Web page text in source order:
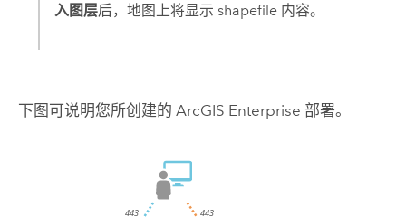
入图层后，地图上将显示 shapefile 内容。
下图可说明您所创建的 ArcGIS Enterprise 部署。